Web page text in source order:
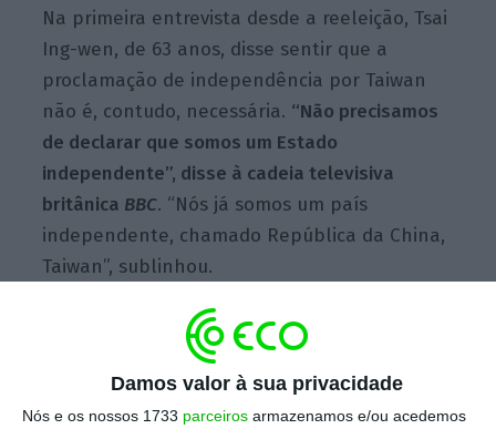
Damos valor à sua privacidade
Nós e os nossos 1733 parceiros armazenamos e/ou acedemos
Na primeira entrevista desde a reeleição, Tsai
Ing-wen, de 63 anos, disse sentir que a
proclamação de independência por Taiwan
não é, contudo, necessária. “Não precisamos
de declarar que somos um Estado
independente”, disse à cadeia televisiva
britânica BBC. “Nós já somos um país
independente, chamado República da China,
Taiwan”, sublinhou.
Apesar de historicamente chinês, Taiwan
funciona como um território autónomo desde
1949, altura em que o antigo governo